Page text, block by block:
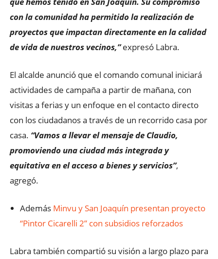
con la comunidad ha permitido la realización de
proyectos que impactan directamente en la calidad
de vida de nuestros vecinos,”expresó Labra.
El alcalde anunció que el comando comunal iniciará
actividades de campaña a partir de mañana, con
visitas a ferias y un enfoque en el contacto directo
con los ciudadanos a través de un recorrido casa por
casa. “Vamos a llevar el mensaje de Claudio,
promoviendo una ciudad más integrada y
equitativa en el acceso a bienes y servicios”,
agregó.
Además Minvu y San Joaquín presentan proyecto
“Pintor Cicarelli 2” con subsidios reforzados
Labra también compartió su visión a largo plazo para